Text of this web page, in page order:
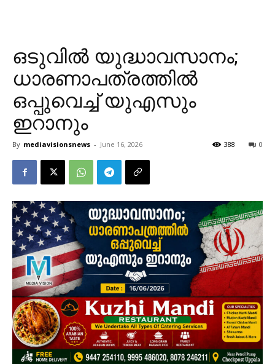
ഒടുവില്‍ യുദ്ധാവസാനം;
ധാരണാപത്രത്തില്‍
ഒപ്പുവെച്ച് യുഎസും
ഇറാനും
By mediavisionsnews - June 16, 2026 0
388